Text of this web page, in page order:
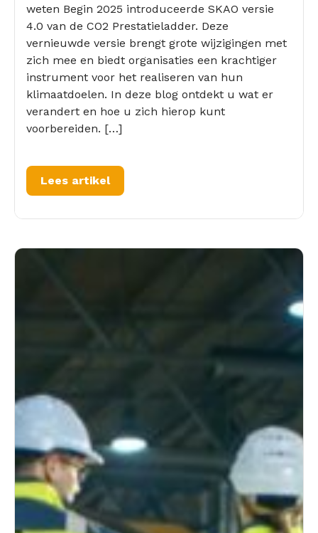
weten Begin 2025 introduceerde SKAO versie
4.0 van de CO2 Prestatieladder. Deze
vernieuwde versie brengt grote wijzigingen met
zich mee en biedt organisaties een krachtiger
instrument voor het realiseren van hun
klimaatdoelen. In deze blog ontdekt u wat er
verandert en hoe u zich hierop kunt
voorbereiden. […]
Lees artikel